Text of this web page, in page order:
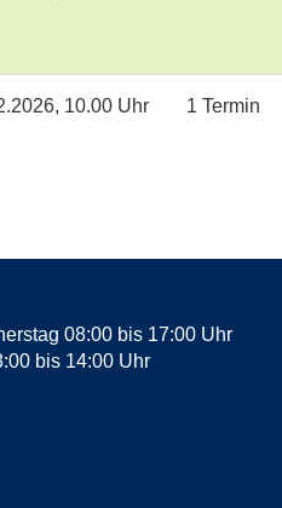
10.00 Uhr 1 Termin
08:00 bis 17:00 Uhr
bis 14:00 Uhr